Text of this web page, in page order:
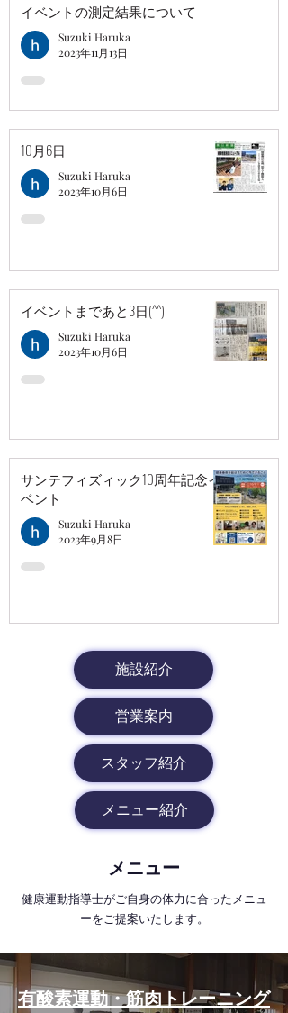
イベントの測定結果について
Suzuki Haruka
2023年11月13日
10月6日
Suzuki Haruka
2023年10月6日
イベントまであと3日(^^)
Suzuki Haruka
2023年10月6日
サンテフィズィック10周年記念イ
ベント
Suzuki Haruka
2023年9月8日
施設紹介
営業案内
スタッフ紹介
メニュー紹介
メニュー
健康運動指導士がご自身の体力に合ったメニュ
ーをご提案いたします。
有酸素運動・筋肉トレーニング